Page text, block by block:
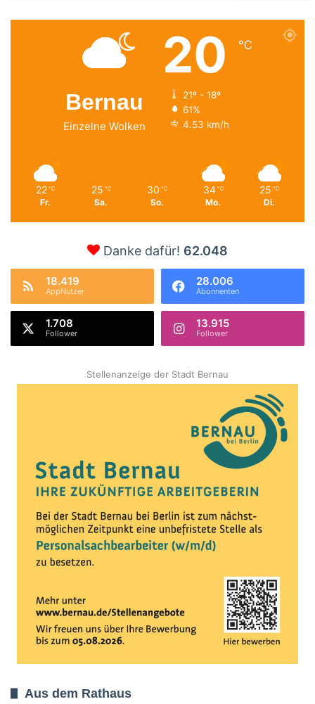
Bernau
Einzelne Wolken
20 ℃
21º - 18º
61%
4.53 km/h
22 ℃
Fr.
25 ℃
Sa.
30 ℃
So.
34 ℃
Mo.
25 ℃
Di.
Danke dafür! 62.048
18.419
AppNutzer
28.006
Abonnenten
1.708
Follower
13.915
Follower
Stellenanzeige der Stadt Bernau
Aus dem Rathaus